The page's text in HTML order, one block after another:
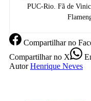
PUC-Rio. Fã de
Compartilharno
Compartilharno X
Autor Henrique Neves